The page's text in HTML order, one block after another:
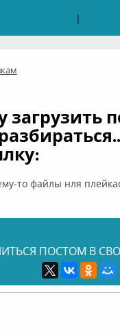
|
то файлы нля
ПОСТОМ В